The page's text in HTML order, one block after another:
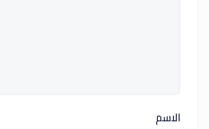
الاسم